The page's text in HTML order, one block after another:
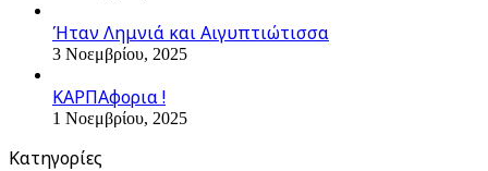
Ήταν Λημνιά και Αιγυπτιώτισσα
3 Νοεμβρίου, 2025
ΚΑΡΠΑφορια !
1 Νοεμβρίου, 2025
Kατηγορίες